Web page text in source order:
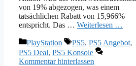
von 19% abgezogen, was einem
tatsächlichen Rabatt von 15,966%
entspricht. Das … Weiterlesen …
Kategorien
PlayStation Schlagwörter
PS5, PS5 Angebot,
PS5 Deal, PS5 Konsole
Kommentar hinterlassen